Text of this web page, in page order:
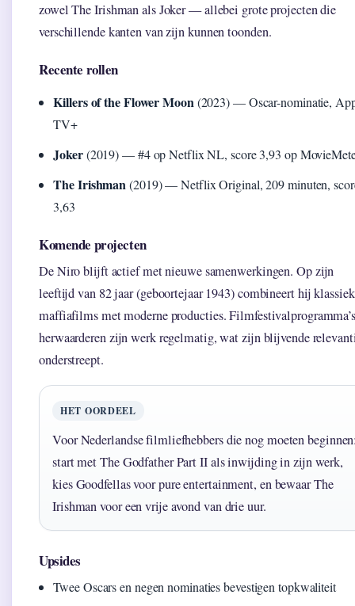
zowel The Irishman als Joker — allebei grote projecten die
verschillende kanten van zijn kunnen toonden.
Recente rollen
Killers of the Flower Moon(2023) — Oscar-nominatie,
TV+
Joker(2019) — #4 op Netflix NL, score 3,93 op
The Irishman(2019) — Netflix Original, 209 minuten,
3,63
Komende projecten
De Niro blijft actief met nieuwe samenwerkingen. Op zijn
leeftijd van 82 jaar (geboortejaar 1943) combineert hij
maffiafilms met moderne producties.
herwaarderen zijn werk regelmatig, wat zijn blijvende
onderstreept.
HET OORDEEL
Voor Nederlandse filmliefhebbers die nog moeten
start met The Godfather Part II als inwijding in zijn werk,
kies Goodfellas voor pure entertainment, en bewaar The
Irishman voor een vrije avond van drie uur.
Upsides
Twee Oscars en negen nominaties bevestigen topkwaliteit